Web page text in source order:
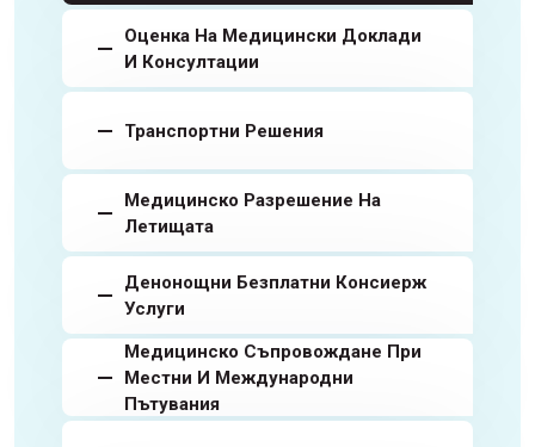
Оценка На Медицински Доклади
И Консултации
Транспортни Решения
Медицинско Разрешение На
Летищата
Денонощни Безплатни Консиерж
Услуги
Медицинско Съпровождане При
Местни И Международни
Пътувания